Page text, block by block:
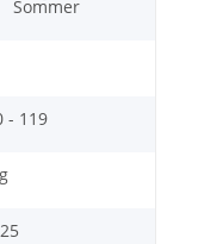
Sommer
- 119